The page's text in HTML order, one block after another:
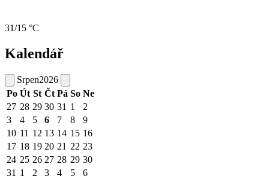
31/15 °C
Kalendář
Srpen2026
Po Út St Čt Pá So Ne
27 28 29 30 31 1
2
3
4 5 6 7 8
9
10 11 12 13 14 15 16
17 18 19 20 21 22 23
24 25 26 27 28 29 30
31 1 2 3 4 5 6